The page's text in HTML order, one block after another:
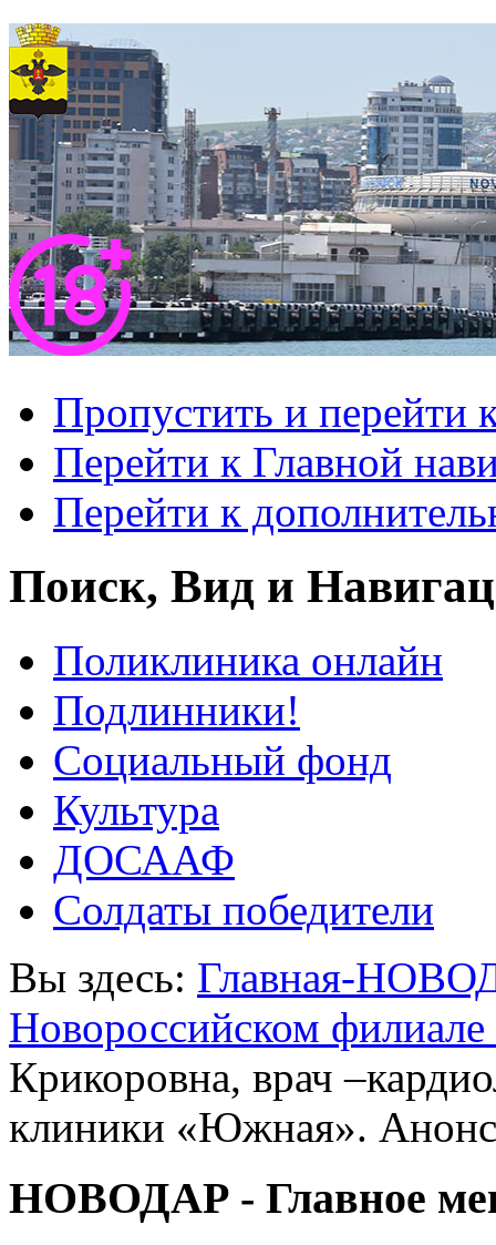
Пропустить и перейти
Перейти к Главной
Перейти к
Поиск, Вид и
Поликлиника онлайн
Подлинники!
Социальный фонд
Культура
ДОСААФ
Солдаты победители
Вы здесь: Главная-
Новороссийском
Крикоровна, врач
клиники «Южная».
НОВОДАР - Главное